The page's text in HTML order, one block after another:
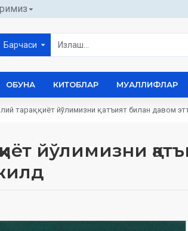
Барчаси
ОБУНА КИТОБЛАР МУАЛЛИФЛАР
тараққиёт йўлимизни қатъият билан давом
йўлимизни